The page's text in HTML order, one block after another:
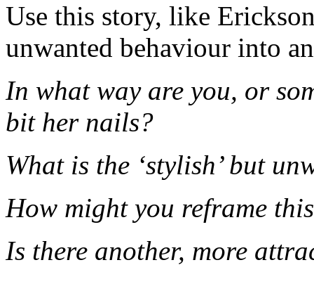
Use this story, like
unwanted behaviour into
In what way are you, or
bit her nails?
What is the ‘stylish’ but
How might you reframe
Is there another, more